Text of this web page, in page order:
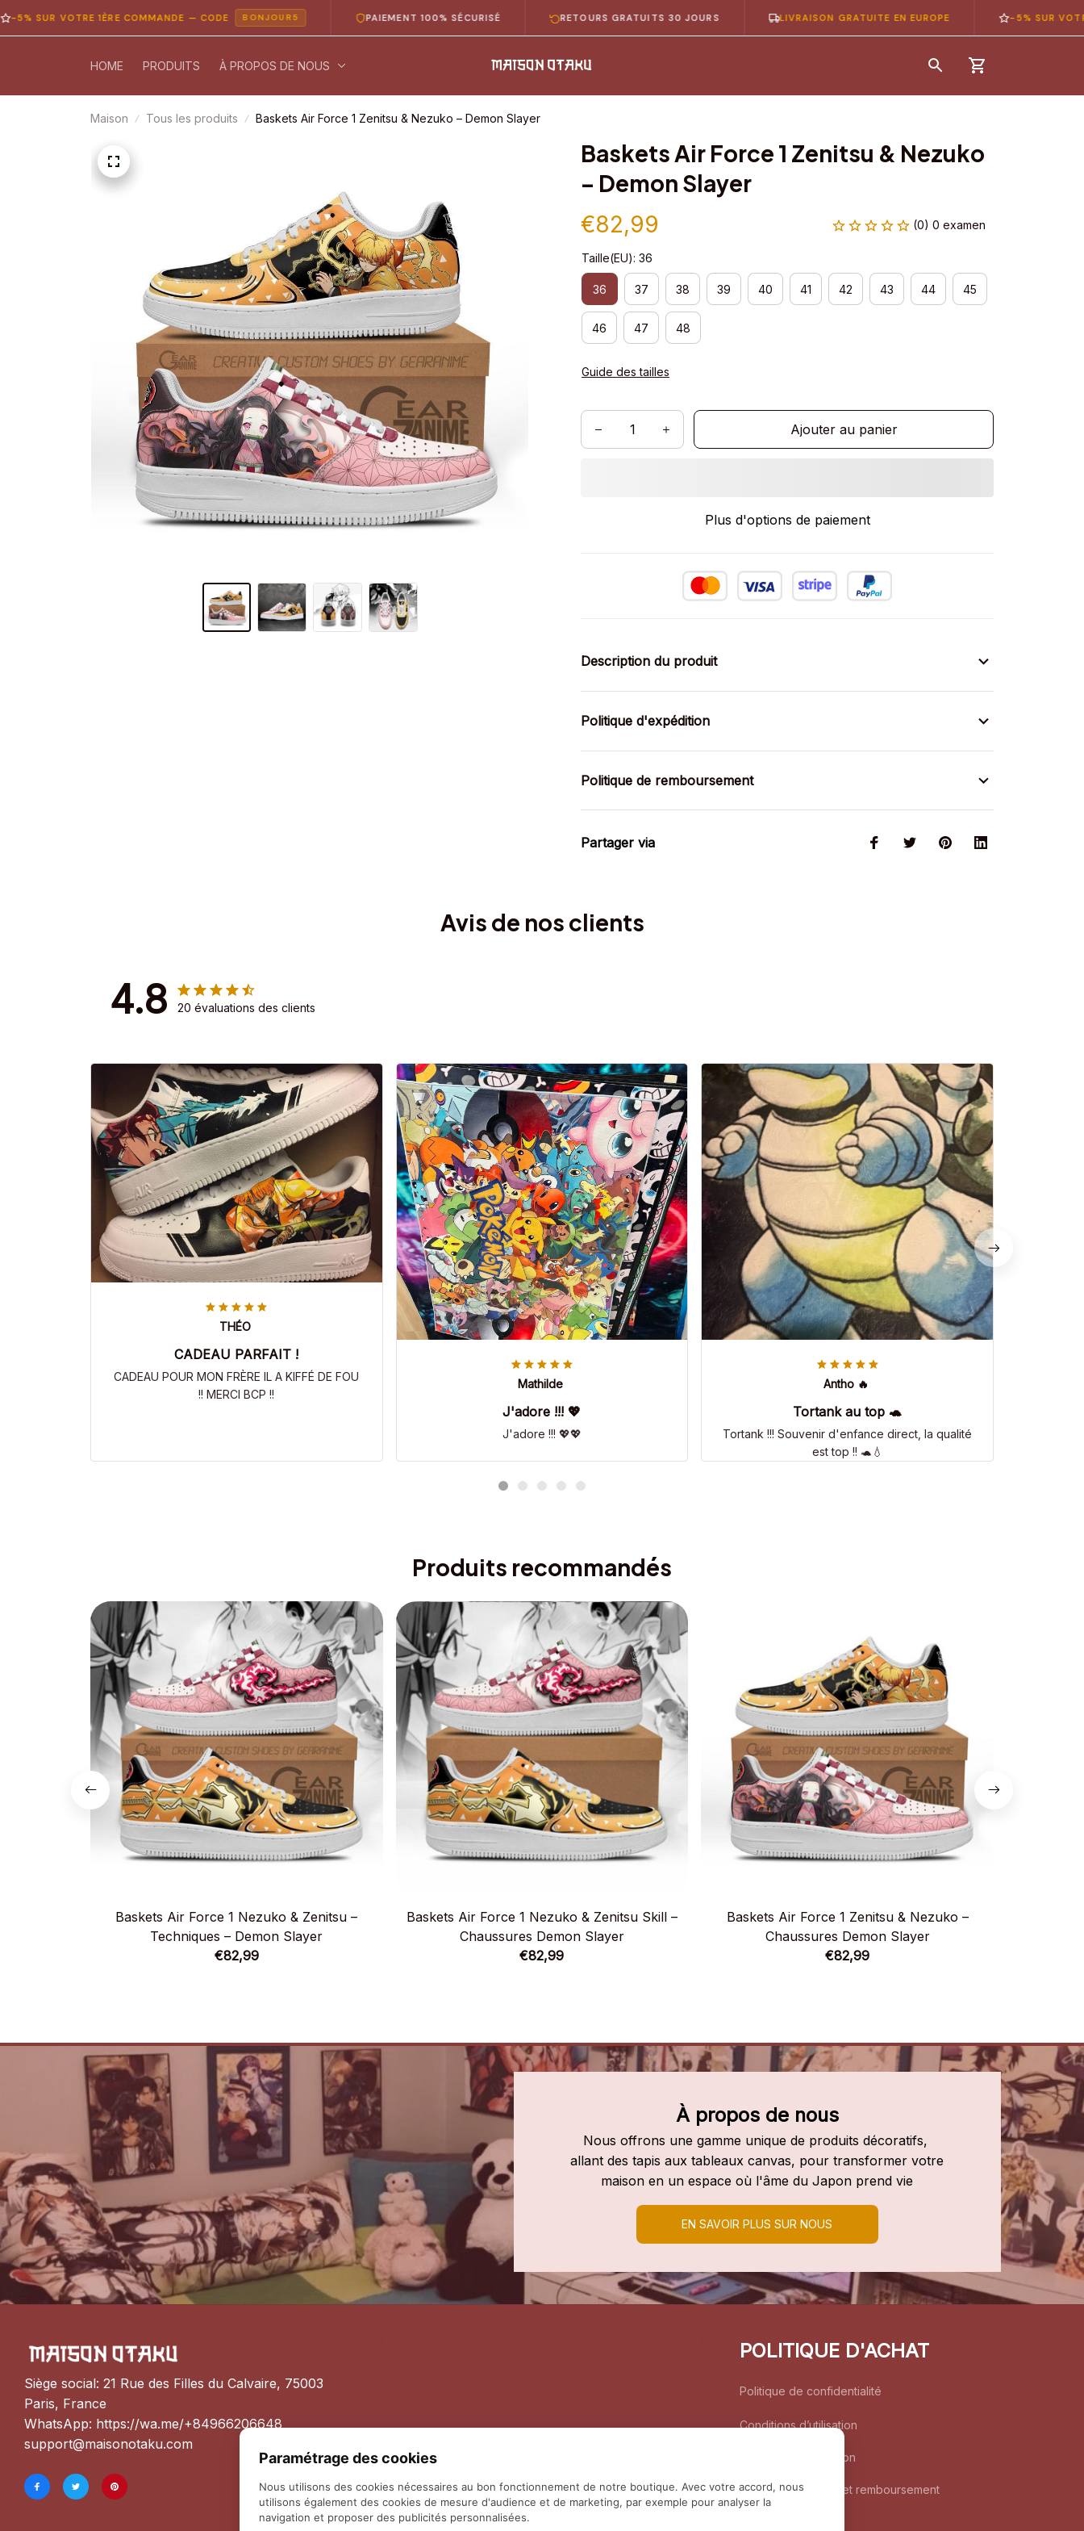
VOTRE 1ÈRE COMMANDE — CODE BONJOUR5 PAIEMENT 100% SÉCURISÉ RETOURS GRATUITS 30 JOURS LIVRAISON GRATUITE EN EUROPE -5% SUR VOTRE
HOME PRODUITS À PROPOS DE NOUS
Maison Tous les produits Baskets Air Force 1 Zenitsu & Nezuko – Demon Slayer
Baskets Air Force 1 Zenitsu & Nezuko
– Demon Slayer
€82,99 (0) 0 examen
Taille(EU): 36
36 37 38 39 40 41 42 43 44 45
46 47 48
Guide des tailles
Ajouter au panier
Plus d'options de paiement
Description du produit
Politique d'expédition
Politique de remboursement
Partager via
Avis de nos clients
4.8 20 évaluations des clients
THÉO
CADEAU PARFAIT !
CADEAU POUR MON FRÈRE IL A KIFFÉ DE FOU
!! MERCI BCP !!
Mathilde
J'adore !!! 💖
J'adore !!! 💖💖
Antho 🔥
Tortank au top 🐢
Tortank !!! Souvenir d'enfance direct, la qualité
est top !! 🐢💧
Produits recommandés
Baskets Air Force 1 Nezuko & Zenitsu –
Techniques – Demon Slayer
€82,99
Baskets Air Force 1 Nezuko & Zenitsu Skill –
Chaussures Demon Slayer
€82,99
Baskets Air Force 1 Zenitsu & Nezuko –
Chaussures Demon Slayer
€82,99
À propos de nous
Nous offrons une gamme unique de produits décoratifs,
allant des tapis aux tableaux canvas, pour transformer votre
maison en un espace où l'âme du Japon prend vie
EN SAVOIR PLUS SUR NOUS
Siège social: 21 Rue des Filles du Calvaire, 75003
Paris, France
WhatsApp: https://wa.me/+84966206648
support@maisonotaku.com
POLITIQUE D'ACHAT
Politique de confidentialité
Conditions d’utilisation
Politique d’expédition
Politique de retour et remboursement
Paramétrage des cookies
Nous utilisons des cookies nécessaires au bon fonctionnement de notre boutique. Avec votre accord, nous
utilisons également des cookies de mesure d'audience et de marketing, par exemple pour analyser la
navigation et proposer des publicités personnalisées.